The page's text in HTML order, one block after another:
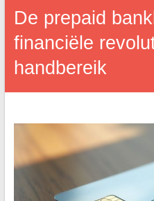
De prepaid
financiële
handbereik